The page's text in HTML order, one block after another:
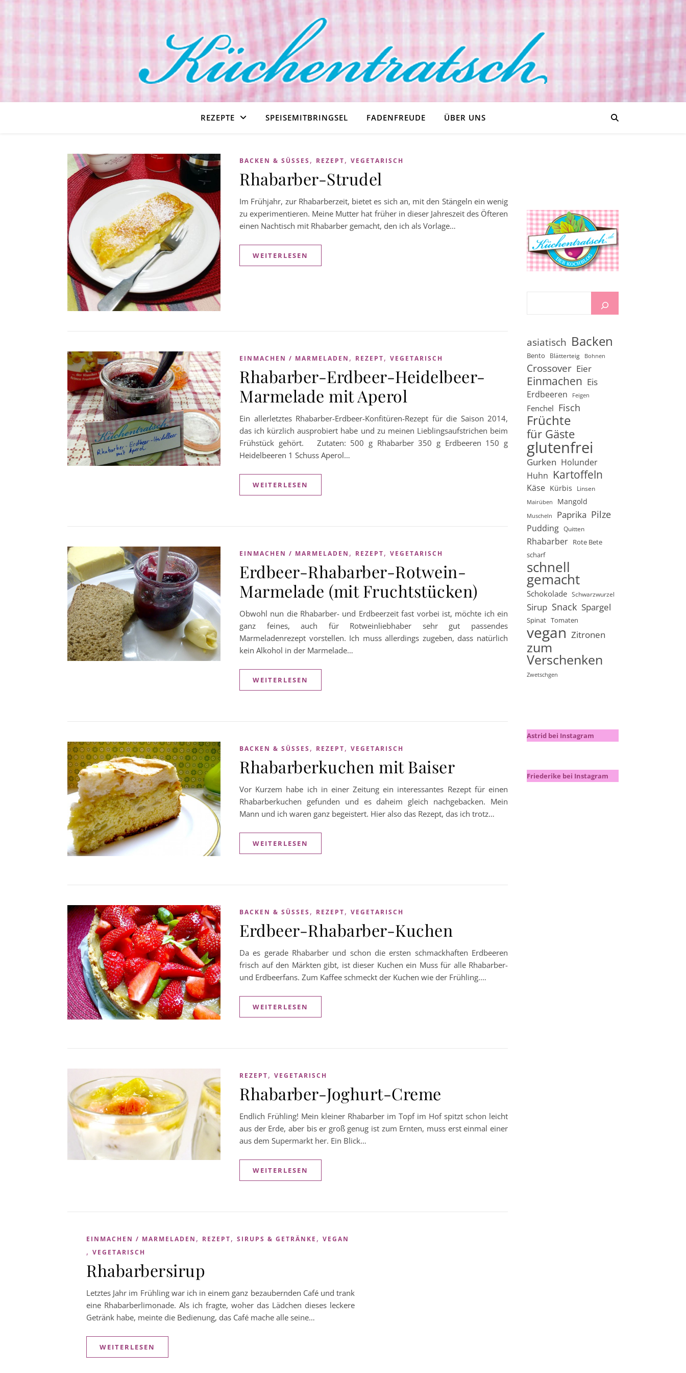
REZEPTE SPEISEMITBRINGSEL FADENFREUDE ÜBER UNS
BACKEN & SÜSSES , REZEPT, VEGETARISCH
Rhabarber-Strudel
Im Frühjahr, zur Rhabarberzeit, bietet es sich an, mit den Stängeln ein wenig
zu experimentieren. Meine Mutter hat früher in dieser Jahreszeit des Öfteren
einen Nachtisch mit Rhabarber gemacht, den ich als Vorlage…
WEITERLESEN
EINMACHEN / MARMELADEN , REZEPT, VEGETARISCH
Rhabarber-Erdbeer-Heidelbeer-
Marmelade mit Aperol
Ein allerletztes Rhabarber-Erdbeer-Konfitüren-Rezept für die Saison 2014,
das ich kürzlich ausprobiert habe und zu meinen Lieblingsaufstrichen beim
Frühstück gehört. Zutaten: 500 g Rhabarber 350 g Erdbeeren 150 g
Heidelbeeren 1 Schuss Aperol…
WEITERLESEN
EINMACHEN / MARMELADEN , REZEPT, VEGETARISCH
Erdbeer-Rhabarber-Rotwein-
Marmelade (mit Fruchtstücken)
Obwohl nun die Rhabarber- und Erdbeerzeit fast vorbei ist, möchte ich ein
ganz feines, auch für Rotweinliebhaber sehr gut passendes
Marmeladenrezept vorstellen. Ich muss allerdings zugeben, dass natürlich
kein Alkohol in der Marmelade…
WEITERLESEN
BACKEN & SÜSSES , REZEPT, VEGETARISCH
Rhabarberkuchen mit Baiser
Vor Kurzem habe ich in einer Zeitung ein interessantes Rezept für einen
Rhabarberkuchen gefunden und es daheim gleich nachgebacken. Mein
Mann und ich waren ganz begeistert. Hier also das Rezept, das ich trotz…
WEITERLESEN
BACKEN & SÜSSES , REZEPT, VEGETARISCH
Erdbeer-Rhabarber-Kuchen
Da es gerade Rhabarber und schon die ersten schmackhaften Erdbeeren
frisch auf den Märkten gibt, ist dieser Kuchen ein Muss für alle Rhabarber-
und Erdbeerfans. Zum Kaffee schmeckt der Kuchen wie der Frühling.…
WEITERLESEN
REZEPT, VEGETARISCH
Rhabarber-Joghurt-Creme
Endlich Frühling! Mein kleiner Rhabarber im Topf im Hof spitzt schon leicht
aus der Erde, aber bis er groß genug ist zum Ernten, muss erst einmal einer
aus dem Supermarkt her. Ein Blick…
WEITERLESEN
EINMACHEN / MARMELADEN , REZEPT, SIRUPS & GETRÄNKE , VEGAN
, VEGETARISCH
Rhabarbersirup
Letztes Jahr im Frühling war ich in einem ganz bezaubernden Café und trank
eine Rhabarberlimonade. Als ich fragte, woher das Lädchen dieses leckere
Getränk habe, meinte die Bedienung, das Café mache alle seine…
WEITERLESEN
asiatisch Backen
Bento Blätterteig Bohnen
Crossover Eier
Einmachen Eis
Erdbeeren Feigen
Fenchel Fisch
Früchte
für Gäste
glutenfrei
Gurken Holunder
Huhn Kartoffeln
Käse Kürbis Linsen
Mairüben Mangold
Muscheln Paprika Pilze
Pudding Quitten
Rhabarber Rote Bete
scharf
schnell
gemacht
Schokolade Schwarzwurzel
Sirup Snack Spargel
Spinat Tomaten
vegan Zitronen
zum
Verschenken
Zwetschgen
Astrid bei Instagram
Friederike bei Instagram